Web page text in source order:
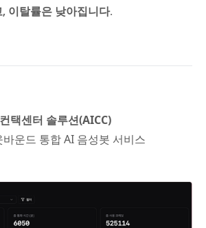
이탈률은 낮아집니다.
택센터 솔루션(AICC)
운드 통합 AI 음성봇 서비스